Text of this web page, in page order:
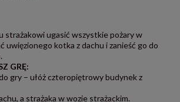
strażakowi ugasić wszystkie pożary w
uwięzionego kotka z dachu i zanieść go do
GRĘ:
gry – ułóż czteropiętrowy budynek z
a strażaka w wozie strażackim.